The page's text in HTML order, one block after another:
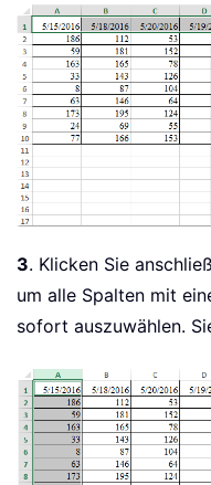
3. Klicken Sie
um alle Spalten mit
sofort auszuwählen.